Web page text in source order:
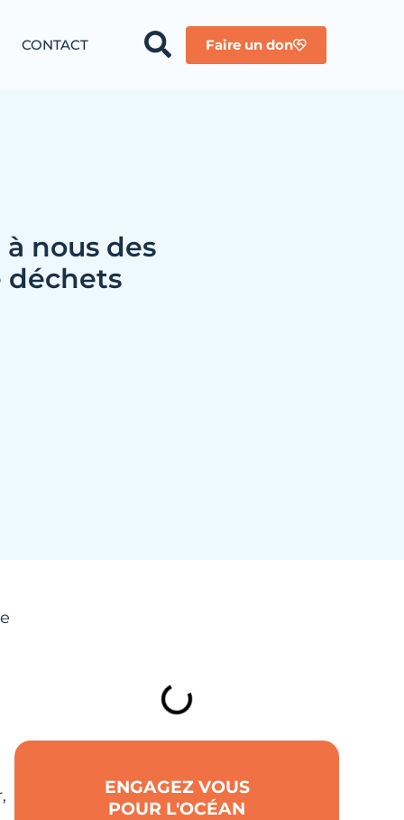
CONTACT Faire un don
nous des
déchets
ENGAGEZ VOUS
POUR L'OCÉAN